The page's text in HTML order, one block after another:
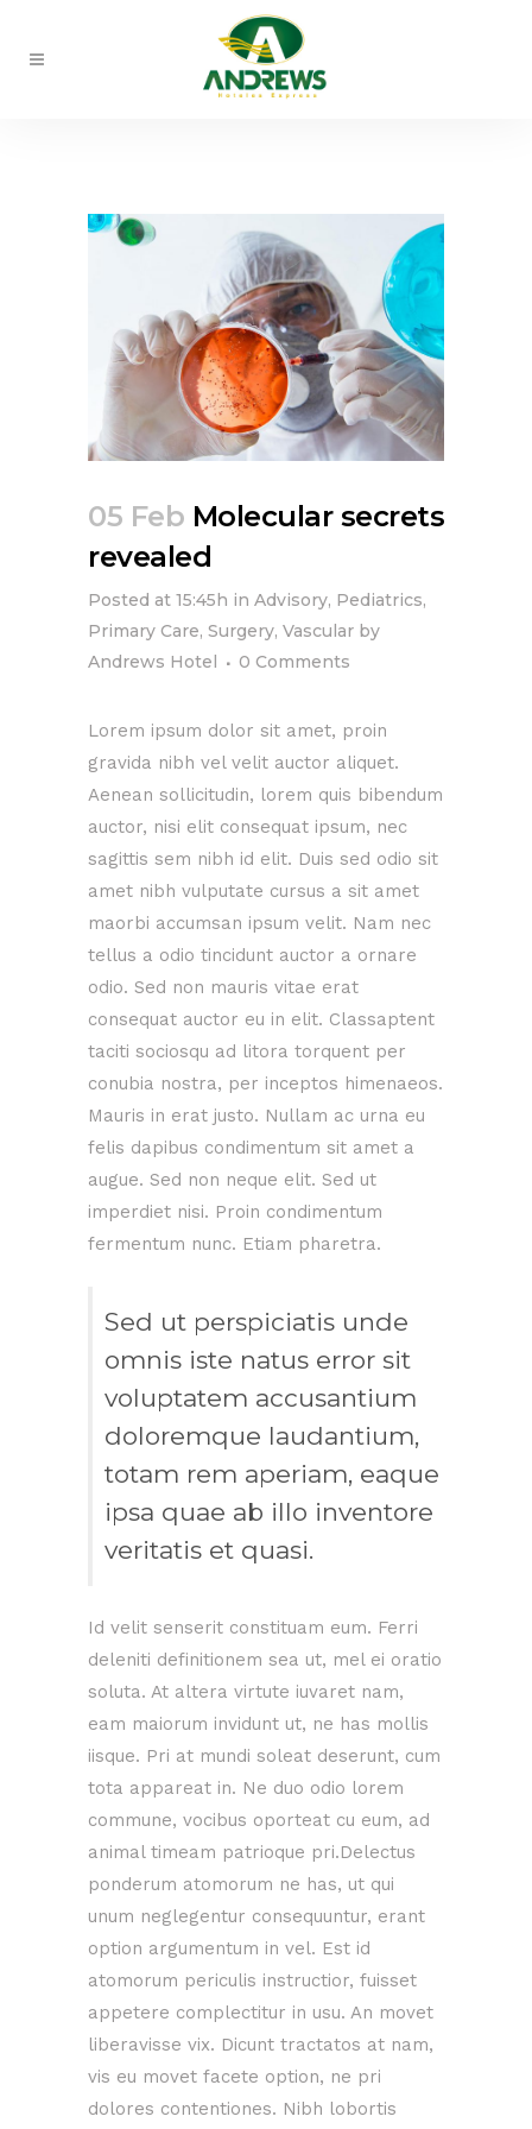
05 Feb Molecular secrets
revealed
Posted at 15:45h in Advisory, Pediatrics,
Primary Care, Surgery, Vascular by
Andrews Hotel
0 Comments
Lorem ipsum dolor sit amet, proin
gravida nibh vel velit auctor aliquet.
Aenean sollicitudin, lorem quis bibendum
auctor, nisi elit consequat ipsum, nec
sagittis sem nibh id elit. Duis sed odio sit
amet nibh vulputate cursus a sit amet
maorbi accumsan ipsum velit. Nam nec
tellus a odio tincidunt auctor a ornare
odio. Sed non mauris vitae erat
consequat auctor eu in elit. Classaptent
taciti sociosqu ad litora torquent per
conubia nostra, per inceptos himenaeos.
Mauris in erat justo. Nullam ac urna eu
felis dapibus condimentum sit amet a
augue. Sed non neque elit. Sed ut
imperdiet nisi. Proin condimentum
fermentum nunc. Etiam pharetra.
Sed ut perspiciatis unde
omnis iste natus error sit
voluptatem accusantium
doloremque laudantium,
totam rem aperiam, eaque
ipsa quae ab illo inventore
veritatis et quasi.
Id velit senserit constituam eum. Ferri
deleniti definitionem sea ut, mel ei oratio
soluta. At altera virtute iuvaret nam,
eam maiorum invidunt ut, ne has mollis
iisque. Pri at mundi soleat deserunt, cum
tota appareat in. Ne duo odio lorem
commune, vocibus oporteat cu eum, ad
animal timeam patrioque pri.Delectus
ponderum atomorum ne has, ut qui
unum neglegentur consequuntur, erant
option argumentum in vel. Est id
atomorum periculis instructior, fuisset
appetere complectitur in usu. An movet
liberavisse vix. Dicunt tractatos at nam,
vis eu movet facete option, ne pri
dolores contentiones. Nibh lobortis